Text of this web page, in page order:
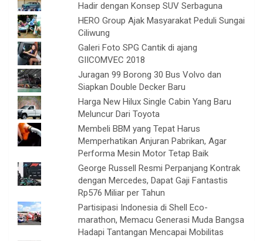
Hadir dengan Konsep SUV Serbaguna
HERO Group Ajak Masyarakat Peduli Sungai
Ciliwung
Galeri Foto SPG Cantik di ajang
GIICOMVEC 2018
Juragan 99 Borong 30 Bus Volvo dan
Siapkan Double Decker Baru
Harga New Hilux Single Cabin Yang Baru
Meluncur Dari Toyota
Membeli BBM yang Tepat Harus
Memperhatikan Anjuran Pabrikan, Agar
Performa Mesin Motor Tetap Baik
George Russell Resmi Perpanjang Kontrak
dengan Mercedes, Dapat Gaji Fantastis
Rp576 Miliar per Tahun
Partisipasi Indonesia di Shell Eco-
marathon, Memacu Generasi Muda Bangsa
Hadapi Tantangan Mencapai Mobilitas